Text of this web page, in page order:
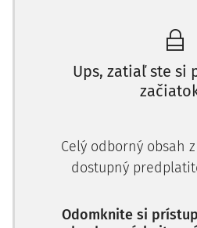
Východnom Nemecku ako
Ups, zatiaľ ste si
Celý odborný obsah
dostupný
Odomknite si